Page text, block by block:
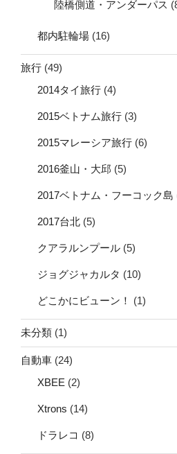
陸橋側道・アンダーパス
都内駐輪場 (16)
旅行 (49)
2014タイ旅行 (4)
2015ベトナム旅行 (3)
2015マレーシア旅行 (6)
2016釜山・大邱 (5)
2017ベトナム・フーコック島
2017台北 (5)
クアラルンプール (5)
ジョグジャカルタ (10)
どこかにビューン！ (1)
未分類 (1)
自動車 (24)
XBEE (2)
Xtrons (14)
ドラレコ (8)